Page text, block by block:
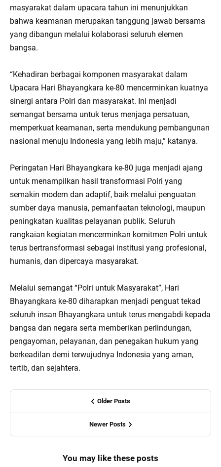
masyarakat dalam upacara tahun ini menunjukkan
bahwa keamanan merupakan tanggung jawab bersama
yang dibangun melalui kolaborasi seluruh elemen
bangsa.
“Kehadiran berbagai komponen masyarakat dalam
Upacara Hari Bhayangkara ke-80 mencerminkan kuatnya
sinergi antara Polri dan masyarakat. Ini menjadi
semangat bersama untuk terus menjaga persatuan,
memperkuat keamanan, serta mendukung pembangunan
nasional menuju Indonesia yang lebih maju,” katanya.
Peringatan Hari Bhayangkara ke-80 juga menjadi ajang
untuk menampilkan hasil transformasi Polri yang
semakin modern dan adaptif, baik melalui penguatan
sumber daya manusia, pemanfaatan teknologi, maupun
peningkatan kualitas pelayanan publik. Seluruh
rangkaian kegiatan mencerminkan komitmen Polri untuk
terus bertransformasi sebagai institusi yang profesional,
humanis, dan dipercaya masyarakat.
Melalui semangat “Polri untuk Masyarakat”, Hari
Bhayangkara ke-80 diharapkan menjadi penguat tekad
seluruh insan Bhayangkara untuk terus mengabdi kepada
bangsa dan negara serta memberikan perlindungan,
pengayoman, pelayanan, dan penegakan hukum yang
berkeadilan demi terwujudnya Indonesia yang aman,
tertib, dan sejahtera.
Older Posts
Newer Posts
You may like these posts